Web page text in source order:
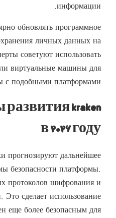
информации.
обновлять программное
личных данных на
советуют использовать
виртуальные машины для
с подобными платформами.
kraken
в ۲۰۲۶ году
прогнозируют дальнейшее
безопасности платформы.
протоколов шифрования и
сделает использование
еще более безопасным для